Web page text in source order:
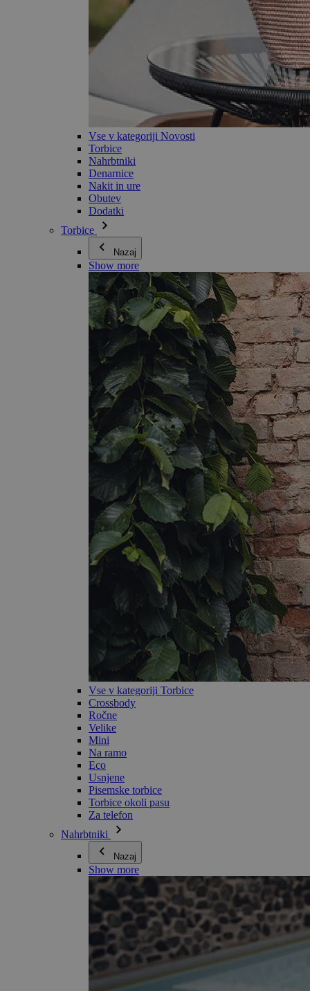
Vse v kategoriji Novosti
Torbice
Nahrbtniki
Denarnice
Nakit in ure
Obutev
Dodatki
Torbice
Nazaj
Show more
Vse v kategoriji Torbice
Crossbody
Ročne
Velike
Mini
Na ramo
Eco
Usnjene
Pisemske torbice
Torbice okoli pasu
Za telefon
Nahrbtniki
Nazaj
Show more